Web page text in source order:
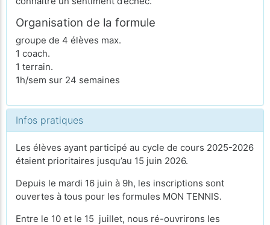
Organisation de la formule
groupe de 4 élèves max.
1 coach.
1 terrain.
1h/sem sur 24 semaines
Infos pratiques
Les élèves ayant participé au cycle de cours 2025-2026
étaient prioritaires jusqu’au 15 juin 2026.
Depuis le mardi 16 juin à 9h, les inscriptions sont
ouvertes à tous pour les formules MON TENNIS.
Entre le 10 et le 15 juillet, nous ré-ouvrirons les